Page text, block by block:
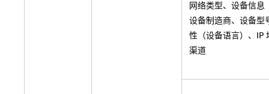
网络类型、设备信息
设备制造商、设备型
性（设备语言）、IP
渠道